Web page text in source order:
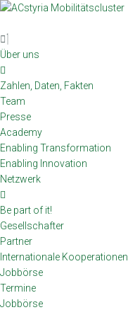
Skip
content
Über uns
Zahlen, Daten, Fakten
Team
Presse
Academy
Enabling Transformation
Enabling Innovation
Netzwerk
Be part of it!
Gesellschafter
Partner
Internationale Kooperationen
Jobbörse
Termine
Jobbörse